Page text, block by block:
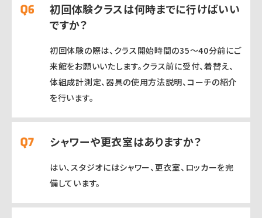
初回体験クラスは何時までに行けばいい
ですか？
初回体験の際は、クラス開始時間の35〜40分前にご
来館をお願いいたします。クラス前に受付、着替え、
体組成計測定、器具の使用方法説明、コーチの紹介
を行います。
シャワーや更衣室はありますか？
はい、スタジオにはシャワー、更衣室、ロッカーを完
備しています。